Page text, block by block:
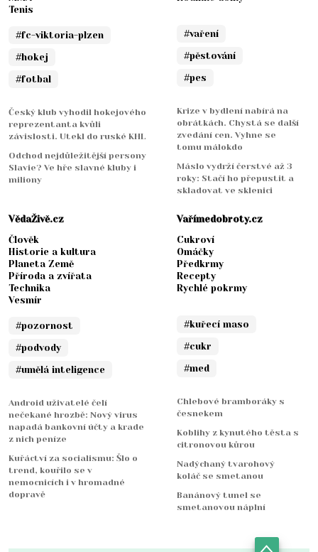
Tenis
#fc-viktoria-plzen
#hokej
#fotbal
Český klub vyhodil hokejového
reprezentanta kvůli
závislosti. Utekl do ruské KHL
Odchod nejdůležitější persony
Slavie? Ve hře slavné kluby i
miliony
#vaření
#pěstování
#pes
Krize v bydlení nabírá na
obrátkách. Chystá se další
zvedání cen. Vyhne se
tomu málokdo
Máslo vydrží čerstvé až 3
roky: Stačí ho přepustit a
skladovat ve sklenici
VědaŽivě.cz
Člověk
Historie a kultura
Planeta Země
Příroda a zvířata
Technika
Vesmír
#pozornost
#podvody
#umělá inteligence
Android uživatelé čelí
nečekané hrozbě: Nový virus
napadá bankovní účty a krade
z nich peníze
Kuřáctví za socialismu: Šlo o
trend, kouřilo se v
nemocnicích i v hromadné
dopravě
Vařímedobroty.cz
Cukroví
Omáčky
Předkrmy
Recepty
Rychlé pokrmy
#kuřecí maso
#cukr
#med
Chlebové bramboráky s
česnekem
Koblihy z kynutého těsta s
citronovou kůrou
Nadýchaný tvarohový
koláč se smetanou
Banánový tunel se
smetanovou náplní